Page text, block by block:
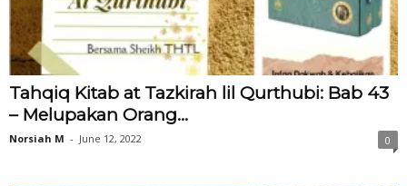
Tahqiq Kitab at Tazkirah lil Qurthubi: Bab 43
– Melupakan Orang...
Norsiah M - June 12, 2022 0